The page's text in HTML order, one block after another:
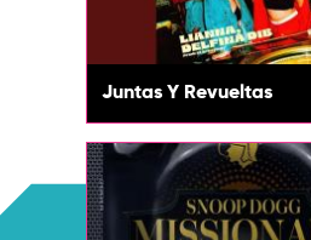
Juntas Y Revueltas